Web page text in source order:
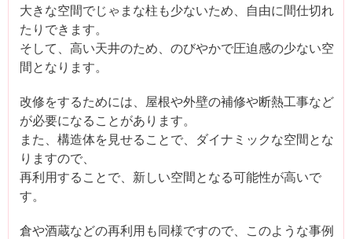
大きな空間でじゃまな柱も少ないため、自由に間仕切れ
たりできます。
そして、高い天井のため、のびやかで圧迫感の少ない空
間となります。
改修をするためには、屋根や外壁の補修や断熱工事など
が必要になることがあります。
また、構造体を見せることで、ダイナミックな空間とな
りますので、
再利用することで、新しい空間となる可能性が高いで
す。
倉や酒蔵などの再利用も同様ですので、このような事例